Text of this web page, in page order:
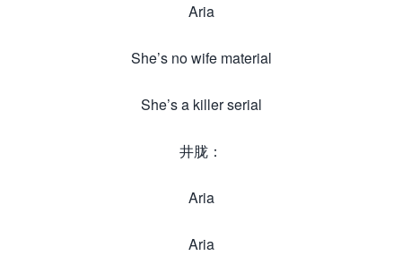
Aria
She’s no wife material
She’s a killer serial
井胧：
Aria
Aria